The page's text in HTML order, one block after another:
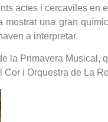
actes i cercaviles
mostrat una gran
a interpretar.
la Primavera Musical,
i Orquestra de La